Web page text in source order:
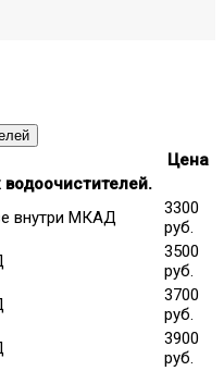
Цена
внутри МКАД
3300
руб.
3500
руб.
3700
руб.
3900
руб.